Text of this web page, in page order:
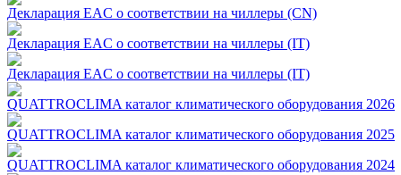
Декларация EAC о соответствии на чиллеры (CN)
Декларация EAC о соответствии на чиллеры (IT)
Декларация EAC о соответствии на чиллеры (IT)
QUATTROCLIMA каталог климатического оборудования 2026
QUATTROCLIMA каталог климатического оборудования 2025
QUATTROCLIMA каталог климатического оборудования 2024